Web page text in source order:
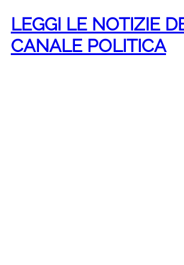
LEGGI LE NOTIZIE
CANALE POLITICA